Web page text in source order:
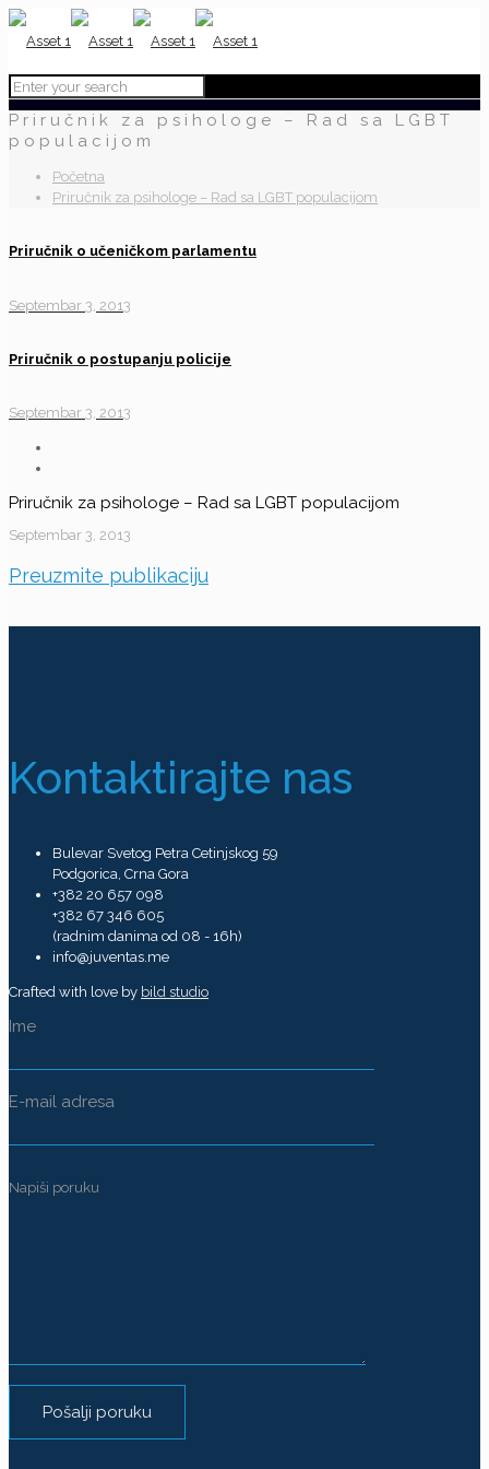
Priručnik za psihologe – Rad sa LGBT
populacijom
Početna
Priručnik za psihologe – Rad sa LGBT populacijom
Priručnik o učeničkom parlamentu
Septembar 3, 2013
Priručnik o postupanju policije
Septembar 3, 2013
Priručnik za psihologe – Rad sa LGBT populacijom
Septembar 3, 2013
Preuzmite publikaciju
Kontaktirajte nas
Bulevar Svetog Petra Cetinjskog 59
Podgorica, Crna Gora
+382 20 657 098
+382 67 346 605
(radnim danima od 08 - 16h)
info@juventas.me
Crafted with love by bild studio